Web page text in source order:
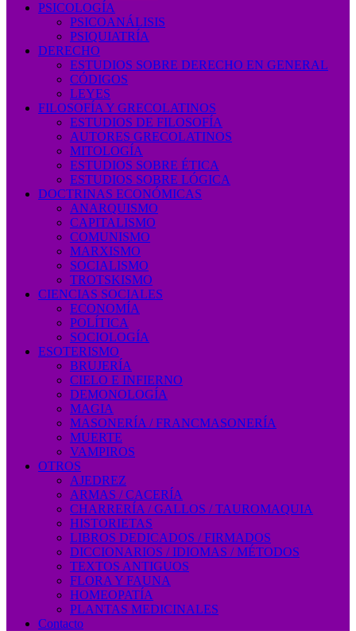
PSICOLOGÍA
PSICOANÁLISIS
PSIQUIATRÍA
DERECHO
ESTUDIOS SOBRE DERECHO EN GENERAL
CÓDIGOS
LEYES
FILOSOFÍA Y GRECOLATINOS
ESTUDIOS DE FILOSOFÍA
AUTORES GRECOLATINOS
MITOLOGÍA
ESTUDIOS SOBRE ÉTICA
ESTUDIOS SOBRE LÓGICA
DOCTRINAS ECONÓMICAS
ANARQUISMO
CAPITALISMO
COMUNISMO
MARXISMO
SOCIALISMO
TROTSKISMO
CIENCIAS SOCIALES
ECONOMÍA
POLÍTICA
SOCIOLOGÍA
ESOTERISMO
BRUJERÍA
CIELO E INFIERNO
DEMONOLOGÍA
MAGIA
MASONERÍA / FRANCMASONERÍA
MUERTE
VAMPIROS
OTROS
AJEDREZ
ARMAS / CACERÍA
CHARRERÍA / GALLOS / TAUROMAQUIA
HISTORIETAS
LIBROS DEDICADOS / FIRMADOS
DICCIONARIOS / IDIOMAS / MÉTODOS
TEXTOS ANTIGUOS
FLORA Y FAUNA
HOMEOPATÍA
PLANTAS MEDICINALES
Contacto